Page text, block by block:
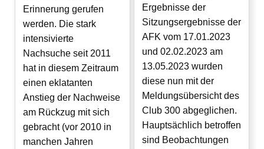
Erinnerung gerufen
werden. Die stark
intensivierte
Nachsuche seit 2011
hat in diesem Zeitraum
einen eklatanten
Anstieg der Nachweise
am Rückzug mit sich
gebracht (vor 2010 in
manchen Jahren
Ergebnisse der
Sitzungsergebnisse der
AFK vom 17.01.2023
und 02.02.2023 am
13.05.2023 wurden
diese nun mit der
Meldungsübersicht des
Club 300 abgeglichen.
Hauptsächlich betroffen
sind Beobachtungen